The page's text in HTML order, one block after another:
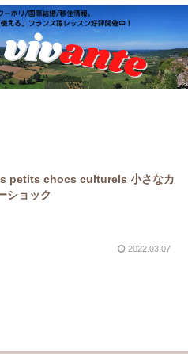
petits chocs culturels 小さなカ
ショック
2022.03.07